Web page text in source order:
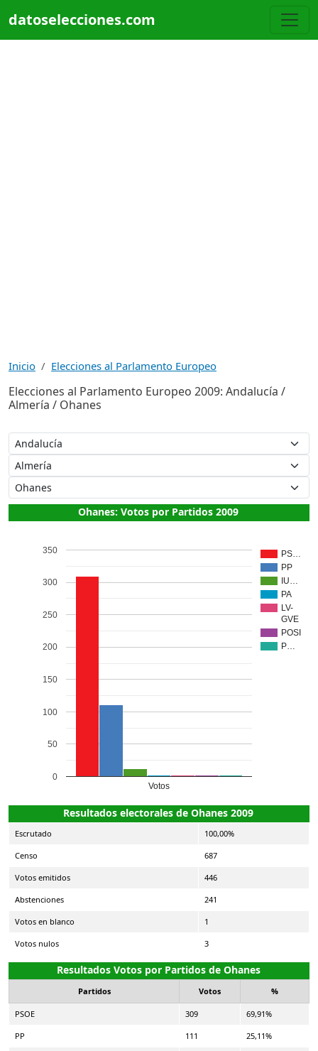
datoselecciones.com
Inicio Elecciones al Parlamento Europeo
Elecciones al Parlamento Europeo 2009: Andalucía /
Almería / Ohanes
Ohanes: Votos por Partidos 2009
PS…
PP
IU…
PA
LV-
GVE
POSI
P…
Votos
0
50
100
150
200
250
300
350
Resultados electorales de Ohanes 2009
Escrutado 100,00%
Censo 687
Votos emitidos 446
Abstenciones 241
Votos en blanco 1
Votos nulos 3
Resultados Votos por Partidos de Ohanes
Partidos Votos %
PSOE 309 69,91%
PP 111 25,11%